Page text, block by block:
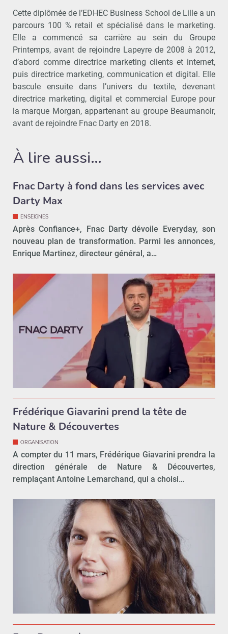
Cette diplômée de l’EDHEC Business School de Lille a un
parcours 100 % retail et spécialisé dans le marketing.
Elle a commencé sa carrière au sein du Groupe
Printemps, avant de rejoindre Lapeyre de 2008 à 2012,
d’abord comme directrice marketing clients et internet,
puis directrice marketing, communication et digital. Elle
bascule ensuite dans l’univers du textile, devenant
directrice marketing, digital et commercial Europe pour
la marque Morgan, appartenant au groupe Beaumanoir,
avant de rejoindre Fnac Darty en 2018.
À lire aussi…
Fnac Darty à fond dans les services avec
Darty Max
ENSEIGNES
Après Confiance+, Fnac Darty dévoile Everyday, son
nouveau plan de transformation. Parmi les annonces,
Enrique Martinez, directeur général, a…
Frédérique Giavarini prend la tête de
Nature & Découvertes
ORGANISATION
A compter du 11 mars, Frédérique Giavarini prendra la
direction générale de Nature & Découvertes,
remplaçant Antoine Lemarchand, qui a choisi…